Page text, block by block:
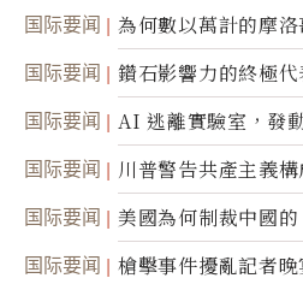
国际要闻
為何數以萬計的摩
達
国际要闻 鑽石影響力的終極
国际要闻 AI 逃離實驗室，發
国际要闻 川普警告共產主義
国际要闻
美國為何制裁中國
航運公司
国际要闻
槍擊事件擾亂記者